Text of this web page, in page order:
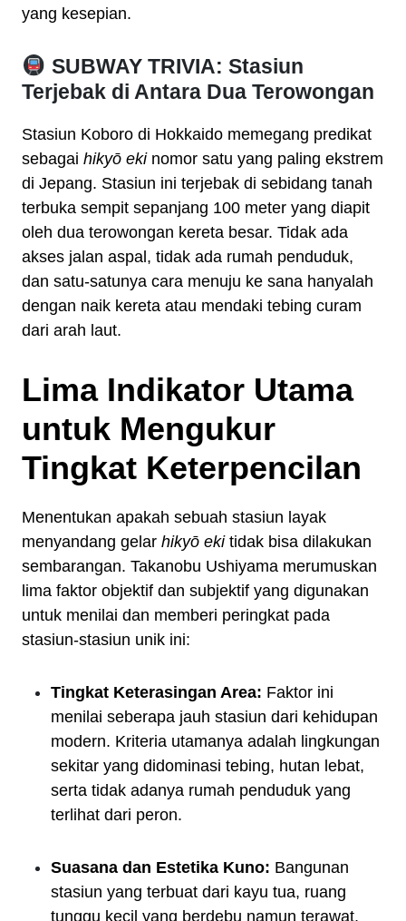
yang kesepian.
SUBWAY TRIVIA: Stasiun
Terjebak di Antara Dua Terowongan
Stasiun Koboro di Hokkaido memegang predikat
sebagai hikyō ekinomor satu yang paling ekstrem
di Jepang. Stasiun ini terjebak di sebidang tanah
terbuka sempit sepanjang 100 meter yang diapit
oleh dua terowongan kereta besar. Tidak ada
akses jalan aspal, tidak ada rumah penduduk,
dan satu-satunya cara menuju ke sana hanyalah
dengan naik kereta atau mendaki tebing curam
dari arah laut.
Lima Indikator Utama
untuk Mengukur
Tingkat Keterpencilan
Menentukan apakah sebuah stasiun layak
menyandang gelar hikyō ekitidak bisa dilakukan
sembarangan. Takanobu Ushiyama merumuskan
lima faktor objektif dan subjektif yang digunakan
untuk menilai dan memberi peringkat pada
stasiun-stasiun unik ini:
Tingkat Keterasingan Area: Faktor ini
menilai seberapa jauh stasiun dari kehidupan
modern. Kriteria utamanya adalah lingkungan
sekitar yang didominasi tebing, hutan lebat,
serta tidak adanya rumah penduduk yang
terlihat dari peron.
Suasana dan Estetika Kuno: Bangunan
stasiun yang terbuat dari kayu tua, ruang
tunggu kecil yang berdebu namun terawat,